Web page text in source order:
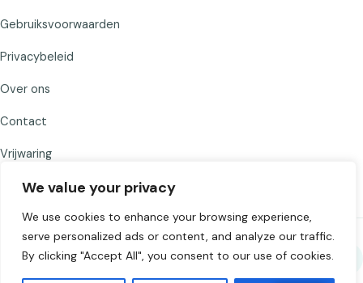
We value your privacy
We use cookies to enhance your browsing experience,
serve personalized ads or content, and analyze our traffic.
By clicking "Accept All", you consent to our use of cookies.
Gebruiksvoorwaarden
Privacybeleid
Over ons
Contact
Vrijwaring
Deel Chat to Strangers